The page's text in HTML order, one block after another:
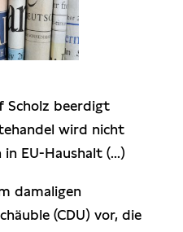
Scholz beerdigt
wird nicht
EU-Haushalt (...)
damaligen
(CDU) vor, die